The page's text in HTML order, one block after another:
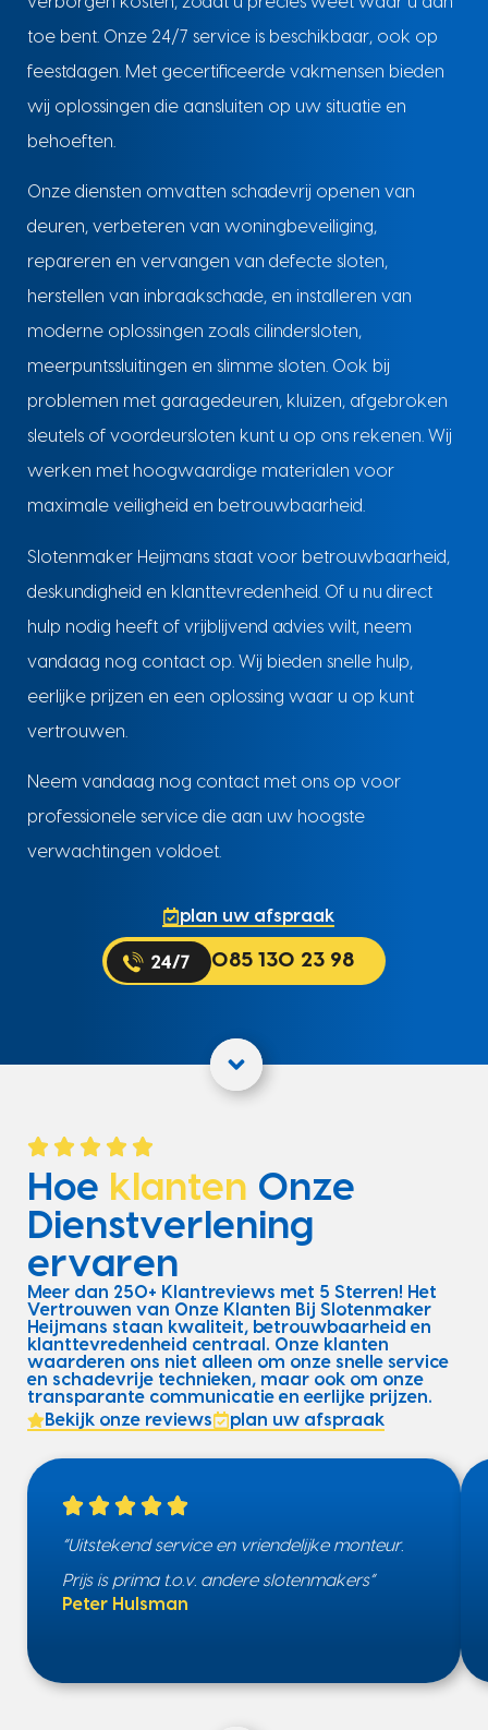
toe bent. Onze 24/7 service is beschikbaar, ook op
feestdagen. Met gecertificeerde vakmensen bieden
wij oplossingen die aansluiten op uw situatie en
behoeften.
Onze diensten omvatten schadevrij openen van
deuren, verbeteren van woningbeveiliging,
repareren en vervangen van defecte sloten,
herstellen van inbraakschade, en installeren van
moderne oplossingen zoals cilindersloten,
meerpuntssluitingen en slimme sloten. Ook bij
problemen met garagedeuren, kluizen, afgebroken
sleutels of voordeursloten kunt u op ons rekenen. Wij
werken met hoogwaardige materialen voor
maximale veiligheid en betrouwbaarheid.
Slotenmaker Heijmans staat voor betrouwbaarheid,
deskundigheid en klanttevredenheid. Of u nu direct
hulp nodig heeft of vrijblijvend advies wilt, neem
vandaag nog contact op. Wij bieden snelle hulp,
eerlijke prijzen en een oplossing waar u op kunt
vertrouwen.
Neem vandaag nog contact met ons op voor
professionele service die aan uw hoogste
verwachtingen voldoet.
plan uw afspraak
085 130 23 98
Hoe klanten Onze
Dienstverlening
ervaren
Meer dan 250+ Klantreviews met 5 Sterren! Het
Vertrouwen van Onze Klanten Bij Slotenmaker
Heijmans staan kwaliteit, betrouwbaarheid en
klanttevredenheid centraal. Onze klanten
waarderen ons niet alleen om onze snelle service
en schadevrije technieken, maar ook om onze
transparante communicatie en eerlijke prijzen.
Bekijk onze reviews
plan uw afspraak
“Uitstekend service en vriendelijke monteur.
Prijs is prima t.o.v. andere slotenmakers”
Peter Hulsman